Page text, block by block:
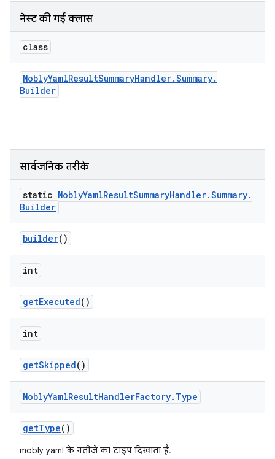
नेस्ट की गई क्लास
class
MoblyYamlResultSummaryHandler.Summary.
Builder
सार्वजनिक तरीके
static MoblyYamlResultSummaryHandler.Summary.
Builder
builder()
int
getExecuted()
int
getSkipped()
MoblyYamlResultHandlerFactory. Type
getType()
mobly yaml के नतीजे का टाइप दिखाता है.